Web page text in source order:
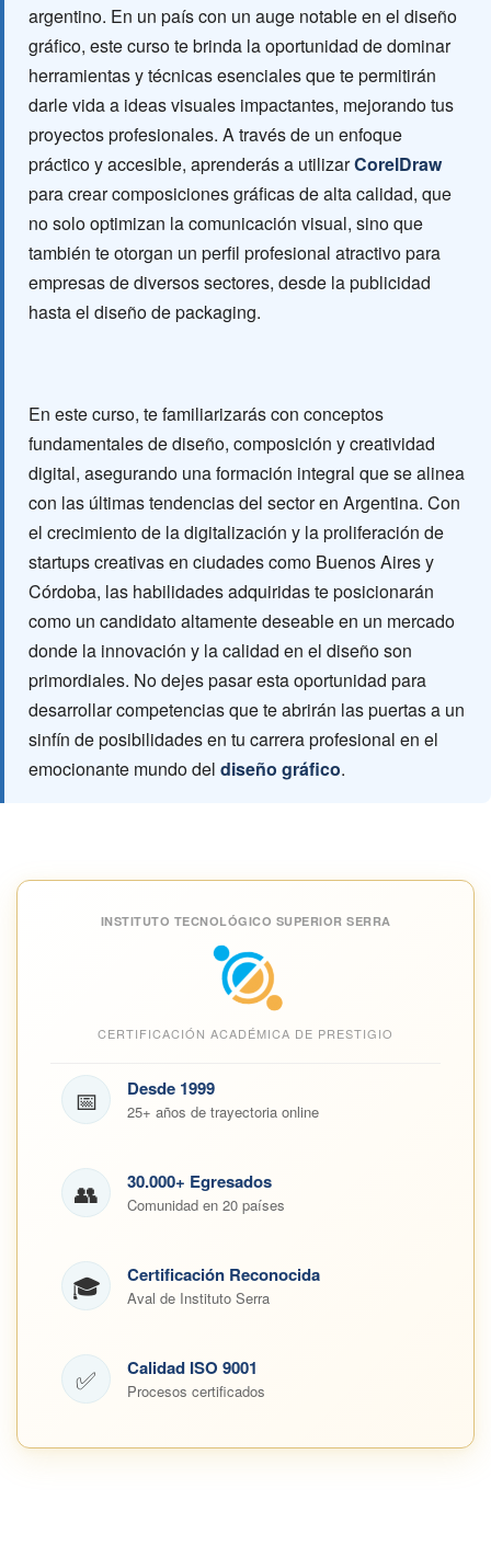
argentino. En un país con un auge notable en el diseño
gráfico, este curso te brinda la oportunidad de dominar
herramientas y técnicas esenciales que te permitirán
darle vida a ideas visuales impactantes, mejorando tus
proyectos profesionales. A través de un enfoque
práctico y accesible, aprenderás a utilizarCorelDraw
para crear composiciones gráficas de alta calidad, que
no solo optimizan la comunicación visual, sino que
también te otorgan un perfil profesional atractivo para
empresas de diversos sectores, desde la publicidad
hasta el diseño de packaging.
En este curso, te familiarizarás con conceptos
fundamentales de diseño, composición y creatividad
digital, asegurando una formación integral que se alinea
con las últimas tendencias del sector en Argentina. Con
el crecimiento de la digitalización y la proliferación de
startups creativas en ciudades como Buenos Aires y
Córdoba, las habilidades adquiridas te posicionarán
como un candidato altamente deseable en un mercado
donde la innovación y la calidad en el diseño son
primordiales. No dejes pasar esta oportunidad para
desarrollar competencias que te abrirán las puertas a un
sinfín de posibilidades en tu carrera profesional en el
emocionante mundo del diseño gráfico.
INSTITUTO TECNOLÓGICO SUPERIOR SERRA
CERTIFICACIÓN ACADÉMICA DE PRESTIGIO
📅 Desde 1999
25+ años de trayectoria online
👥 30.000+ Egresados
Comunidad en 20 países
🎓 Certificación Reconocida
Aval de Instituto Serra
✅ Calidad ISO 9001
Procesos certificados